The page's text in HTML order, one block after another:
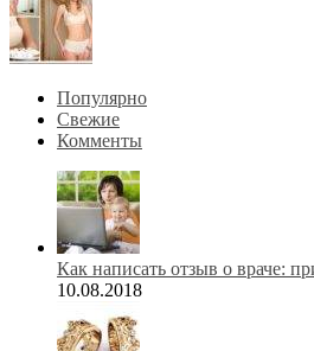
Популярно
Свежие
Комменты
Как написать отзыв о враче:
10.08.2018